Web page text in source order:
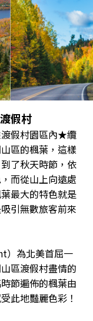
假村
假村園區內★纜
區的楓葉，這樣
了秋天時節，依
而從山上向遠處
最大的特色就是
引無數旅客前來
）為北美首屈一
區渡假村盡情的
節遍佈的楓葉由
此地豔麗色彩！